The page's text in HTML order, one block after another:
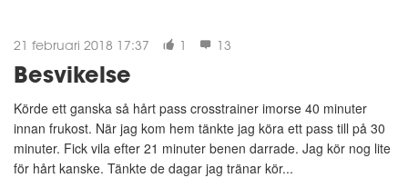
21 februari 2018 17:37 1 13
Besvikelse
Körde ett ganska så hårt pass crosstrainer imorse 40 minuter
innan frukost. När jag kom hem tänkte jag köra ett pass till på 30
minuter. Fick vila efter 21 minuter benen darrade. Jag kör nog lite
för hårt kanske. Tänkte de dagar jag tränar kör...